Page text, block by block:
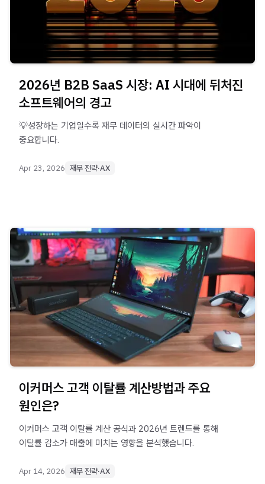
2026년 B2B SaaS 시장: AI 시대에 뒤처진
소프트웨어의 경고
💡성장하는 기업일수록 재무 데이터의 실시간 파악이
중요합니다.
Apr 23, 2026 재무 전략·AX
이커머스 고객 이탈률 계산방법과 주요
원인은?
이커머스 고객 이탈률 계산 공식과 2026년 트렌드를 통해
이탈률 감소가 매출에 미치는 영향을 분석했습니다.
Apr 14, 2026 재무 전략·AX